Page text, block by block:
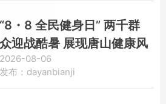
“8・8 全民健身日” 两千群
众迎战酷暑 展现唐山健康风
采
2026-08-06
发布：dayanbianji